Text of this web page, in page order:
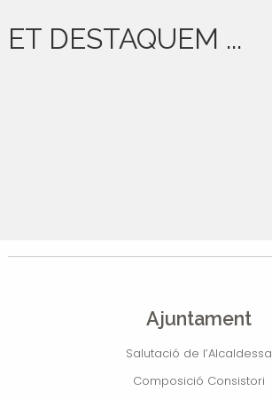
ET DESTAQUEM ...
Ajuntament
Salutació de l’Alcaldessa
Composició Consistori